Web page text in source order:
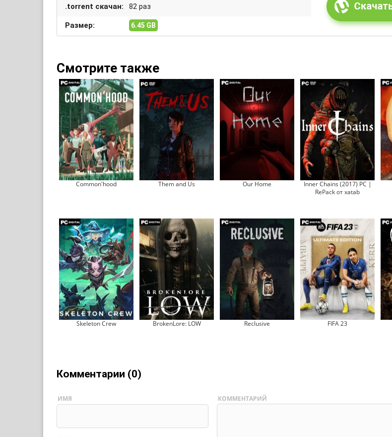
.torrent скачан: 82 раз
Размер: 6.45 GB
Смотрите также
Common'hood Them and Us Our Home
Inner Chains (2017) PC |
RePack от xatab
Skeleton Crew BrokenLore: LOW Reclusive FIFA 23
Комментарии (0)
ИМЯ КОММЕНТАРИЙ